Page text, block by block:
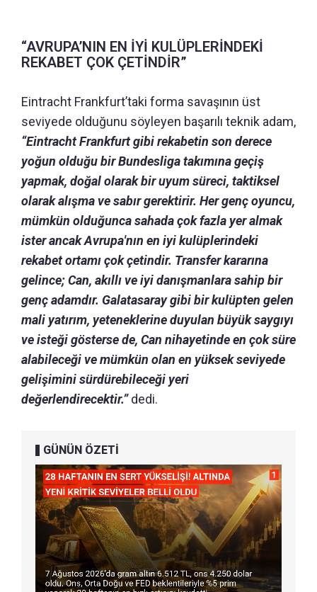
“AVRUPA’NIN EN İYİ KULÜPLERİNDEKİ
REKABET ÇOK ÇETİNDİR”
Eintracht Frankfurt’taki forma savaşının üst
seviyede olduğunu söyleyen başarılı teknik adam,
“Eintracht Frankfurt gibi rekabetin son derece
yoğun olduğu bir Bundesliga takımına geçiş
yapmak, doğal olarak bir uyum süreci, taktiksel
olarak alışma ve sabır gerektirir. Her genç oyuncu,
mümkün olduğunca sahada çok fazla yer almak
ister ancak Avrupa'nın en iyi kulüplerindeki
rekabet ortamı çok çetindir. Transfer kararına
gelince; Can, akıllı ve iyi danışmanlara sahip bir
genç adamdır. Galatasaray gibi bir kulüpten gelen
mali yatırım, yeteneklerine duyulan büyük saygıyı
ve isteği gösterse de, Can nihayetinde en çok süre
alabileceği ve mümkün olan en yüksek seviyede
gelişimini sürdürebileceği yeri
değerlendirecektir.” dedi.
GÜNÜN ÖZETİ